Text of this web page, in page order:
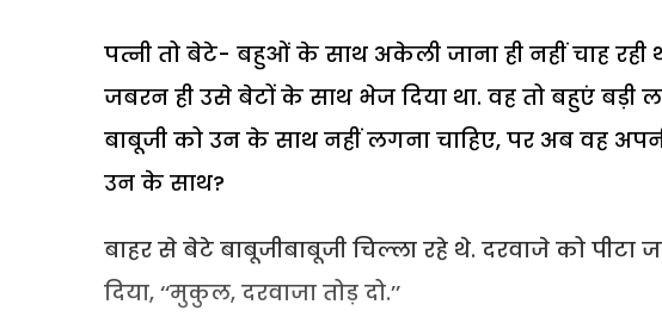
पत्नी तो बेटे- बहुओं के साथ अकेली जाना ही नहीं चाह
जबरन ही उसे बेटों के साथ भेज दिया था. वह तो बहुएं बड़ी
बाबूजी को उन के साथ नहीं लगना चाहिए, पर अब वह
उन के साथ?
बाहर से बेटे बाबूजीबाबूजी चिल्ला रहे थे. दरवाजे को पीटा
दिया, ‘‘मुकुल, दरवाजा तोड़ दो.’’